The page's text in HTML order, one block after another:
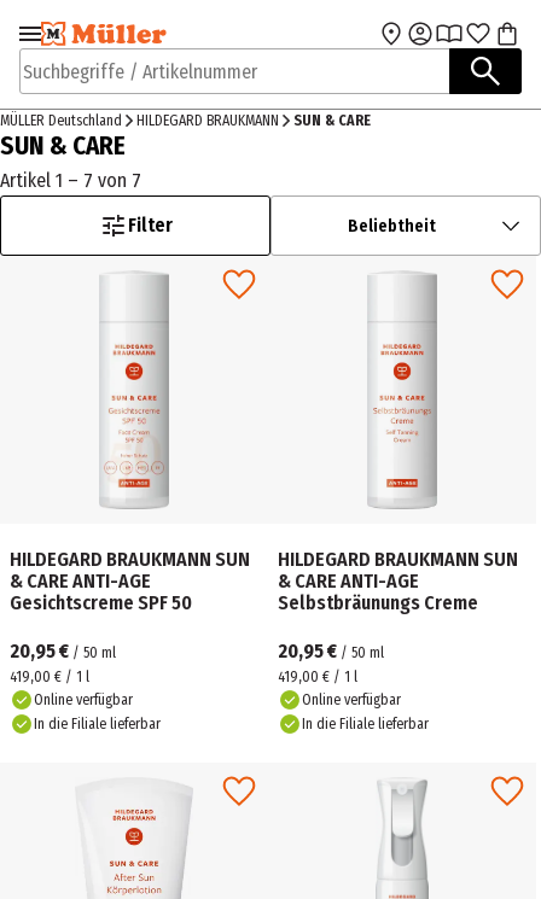
Zur Navigation
springen
Zum Hauptinhalt
Suchbegriffe / Artikelnummer
MÜLLER Deutschland HILDEGARD BRAUKMANN SUN & CARE
SUN & CARE
Artikel 1 – 7 von 7
Filter
Beliebtheit
HILDEGARD BRAUKMANN SUN
& CARE ANTI-AGE
Gesichtscreme SPF 50
20,95 € / 50 ml
419,00 € / 1 l
Online verfügbar
In die Filiale lieferbar
HILDEGARD BRAUKMANN SUN
& CARE ANTI-AGE
Selbstbräunungs Creme
20,95 € / 50 ml
419,00 € / 1 l
Online verfügbar
In die Filiale lieferbar